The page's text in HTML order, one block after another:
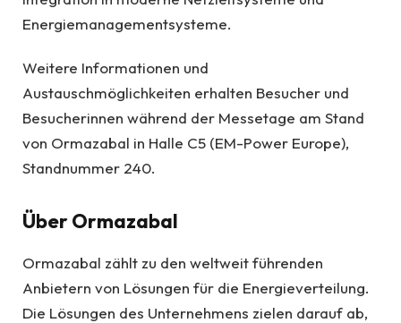
Energiemanagementsysteme.
Weitere Informationen und
Austauschmöglichkeiten erhalten Besucher und
Besucherinnen während der Messetage am Stand
von Ormazabal in Halle C5 (EM-Power Europe),
Standnummer 240.
Über Ormazabal
Ormazabal zählt zu den weltweit führenden
Anbietern von Lösungen für die Energieverteilung.
Die Lösungen des Unternehmens zielen darauf ab,